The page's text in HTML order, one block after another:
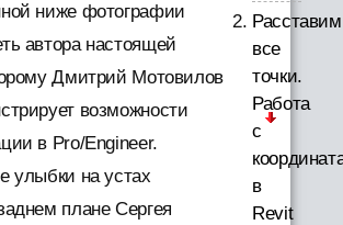
ниже фотографии
автора настоящей
Дмитрий Мотовилов
возможности
в Pro/Engineer.
улыбки на устах
плане Сергея
Расставим
все
точки.
Работа
с
в
Revit